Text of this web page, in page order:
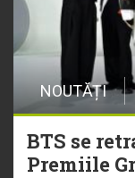
NOUTĂȚI
BTS se
Premiile